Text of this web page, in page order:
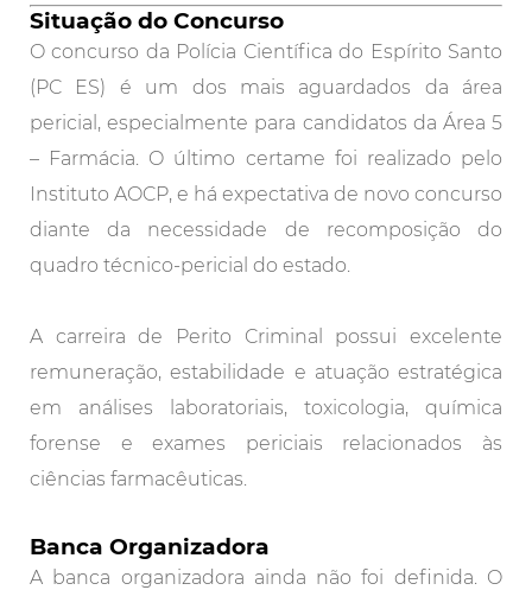
Situação do Concurso
O concurso da Polícia Científica do Espírito Santo
(PC ES) é um dos mais aguardados da área
pericial, especialmente para candidatos da Área 5
– Farmácia. O último certame foi realizado pelo
Instituto AOCP, e há expectativa de novo concurso
diante da necessidade de recomposição do
quadro técnico-pericial do estado.
A carreira de Perito Criminal possui excelente
remuneração, estabilidade e atuação estratégica
em análises laboratoriais, toxicologia, química
forense e exames periciais relacionados às
ciências farmacêuticas.
Banca Organizadora
A banca organizadora ainda não foi definida. O